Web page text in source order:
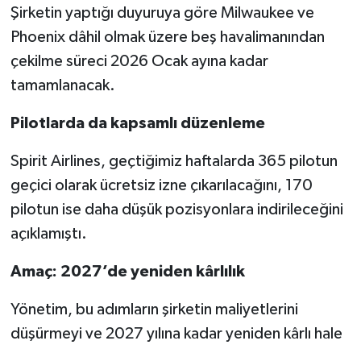
Şirketin yaptığı duyuruya göre Milwaukee ve
Phoenix dâhil olmak üzere beş havalimanından
çekilme süreci 2026 Ocak ayına kadar
tamamlanacak.
Pilotlarda da kapsamlı düzenleme
Spirit Airlines, geçtiğimiz haftalarda 365 pilotun
geçici olarak ücretsiz izne çıkarılacağını, 170
pilotun ise daha düşük pozisyonlara indirileceğini
açıklamıştı.
Amaç: 2027’de yeniden kârlılık
Yönetim, bu adımların şirketin maliyetlerini
düşürmeyi ve 2027 yılına kadar yeniden kârlı hale